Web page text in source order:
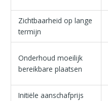
Zichtbaarheid op lange
termijn
Onderhoud moeilijk
bereikbare plaatsen
Initiële aanschafprijs